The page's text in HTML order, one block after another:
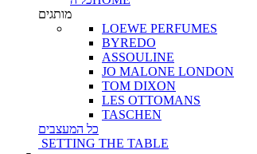
מותגים
LOEWE PERFUMES
BYREDO
ASSOULINE
JO MALONE LONDON
TOM DIXON
LES OTTOMANS
TASCHEN
כל המעצבים
SETTING THE TABLE